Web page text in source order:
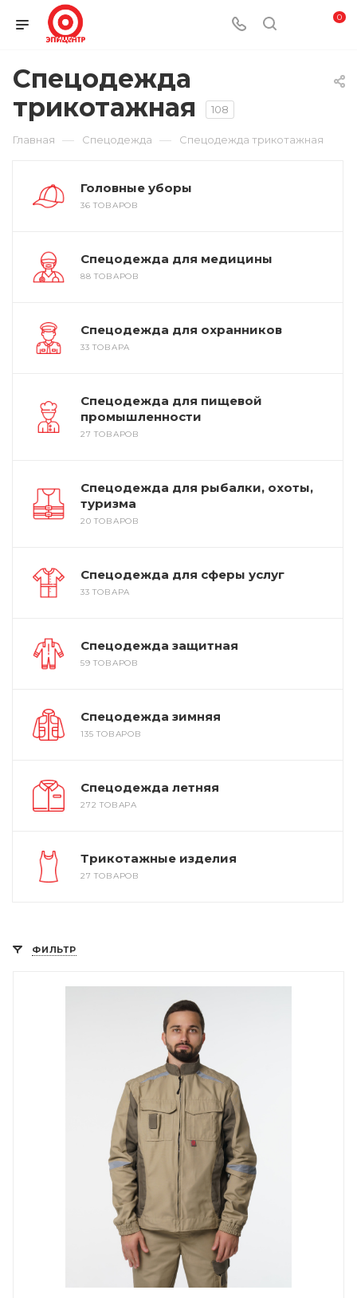
0
Спецодежда
трикотажная
108
Главная — Спецодежда — Спецодежда трикотажная
Головные уборы
36 ТОВАРОВ
Спецодежда для медицины
88 ТОВАРОВ
Спецодежда для охранников
33 ТОВАРА
Спецодежда для пищевой
промышленности
27 ТОВАРОВ
Спецодежда для рыбалки, охоты,
туризма
20 ТОВАРОВ
Спецодежда для сферы услуг
33 ТОВАРА
Спецодежда защитная
59 ТОВАРОВ
Спецодежда зимняя
135 ТОВАРОВ
Спецодежда летняя
272 ТОВАРА
Трикотажные изделия
27 ТОВАРОВ
ФИЛЬТР